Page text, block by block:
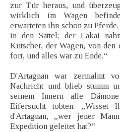
zur Tür heraus, und
wirklich im Wagen
erwarteten ihn schon zu
in den Sattel; der Lakai
Kutscher, der Wagen, von
fort, und alles war zu Ende.“
D'Artagnan war zermalmt
Nachricht und blieb stumm
seinem Innern alle
Eifersucht tobten. „Wisset
d'Artagnan, „wer jener
Expedition geleitet hat?“